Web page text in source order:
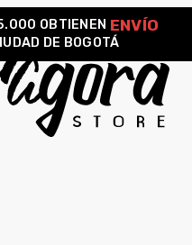
OBTIENEN ENVÍO
DE BOGOTÁ